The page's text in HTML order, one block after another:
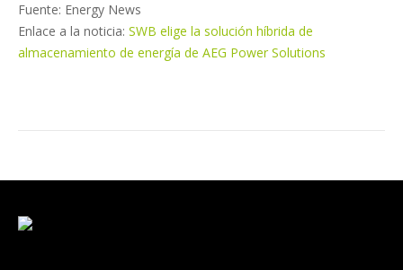
Fuente: Energy News
Enlace a la noticia: SWB elige la solución híbrida de
almacenamiento de energía de AEG Power Solutions